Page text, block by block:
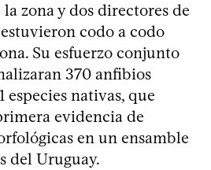
zona y dos directores de
codo a codo
Su esfuerzo conjunto
370 anfibios
especies nativas, que
evidencia de
en un ensamble
del Uruguay.